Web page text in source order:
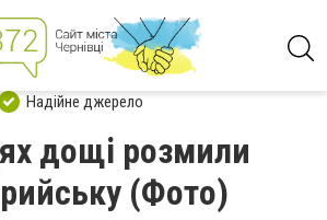
Надійне джерело
дощі розмили
(Фото)